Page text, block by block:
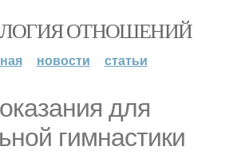
ОТНОШЕНИЙ
новости статьи
для
гимнастики